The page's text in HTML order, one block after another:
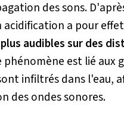
des sons.
acidification a pour
plus audibles sur des
phénomène est lié aux
infiltrés dans l'eau,
des ondes sonores.